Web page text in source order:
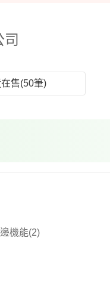
司
在售(50筆)
機能(2)